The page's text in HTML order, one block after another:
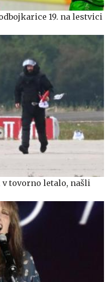
19. na lestvici
tovorno letalo, našli